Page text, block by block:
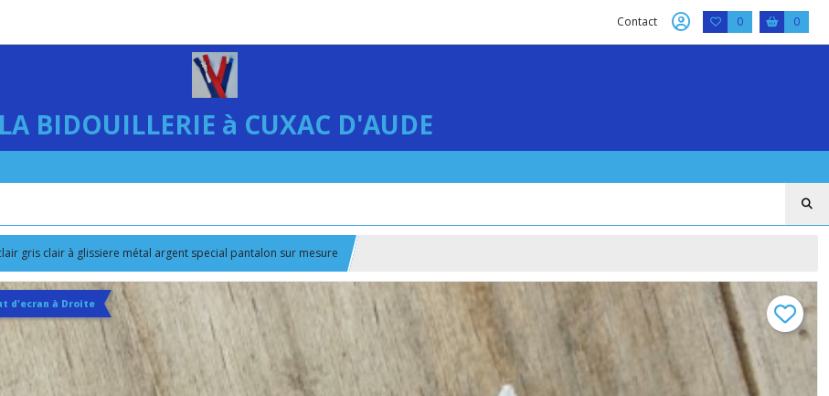
Contact 0 0
LA BIDOUILLERIE à CUXAC D'AUDE
gris clair à glissiere métal argent special pantalon sur mesure
d'ecran à Droite